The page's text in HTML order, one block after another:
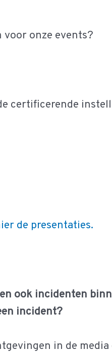
onze events?
certificerende
de presentaties.
ook incidenten
incident?
in de media